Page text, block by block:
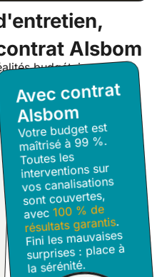
Alsbom
budgétaires
Avec contrat
Alsbom
Votre budget est
maîtrisé à 99 %.
Toutes les
interventions sur
vos canalisations
sont couvertes,
avec100 % de
résultats garantis.
Fini les mauvaises
surprises : place à
la sérénité.